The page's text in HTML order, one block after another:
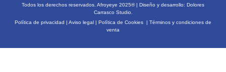
Todos los derechos reservados. Afroyeye 2025® | Diseño y desarrollo: Dolores
Carrasco Studio.
Política de privacidad | Aviso legal | Política de Cookies | Términos y condiciones de
venta